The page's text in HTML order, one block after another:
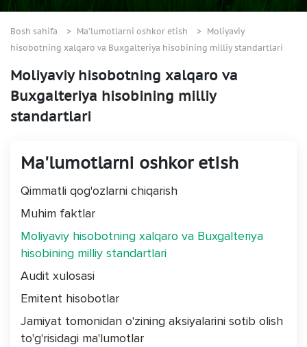
Bosh sahifa Ma'lumotlarni oshkor etish
Moliyaviy
hisobotning xalqaro va Buxgalteriya hisobining milliy standartlari
Moliyaviy hisobotning xalqaro va
Buxgalteriya hisobining milliy
standartlari
Ma'lumotlarni oshkor etish
Qimmatli qog'ozlarni chiqarish
Muhim faktlar
Moliyaviy hisobotning xalqaro va Buxgalteriya
hisobining milliy standartlari
Audit xulosasi
Emitent hisobotlar
Jamiyat tomonidan o'zining aksiyalarini sotib olish
to'g'risidagi ma'lumotlar